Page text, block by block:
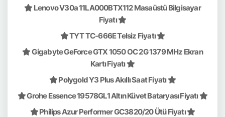
Lenovo V30a 11LA000BTX112 Masaüstü Bilgisayar
Fiyatı
TYT TC-666E Telsiz Fiyatı
Gigabyte GeForce GTX 1050 OC 2G 1379 MHz Ekran
Kartı Fiyatı
Polygold Y3 Plus Akıllı Saat Fiyatı
Grohe Essence 19578GL1 Altın Küvet Bataryası Fiyatı
Philips Azur Performer GC3820/20 Ütü Fiyatı